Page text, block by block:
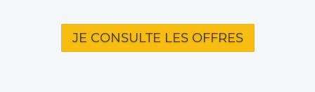
JE CONSULTE LES OFFRES